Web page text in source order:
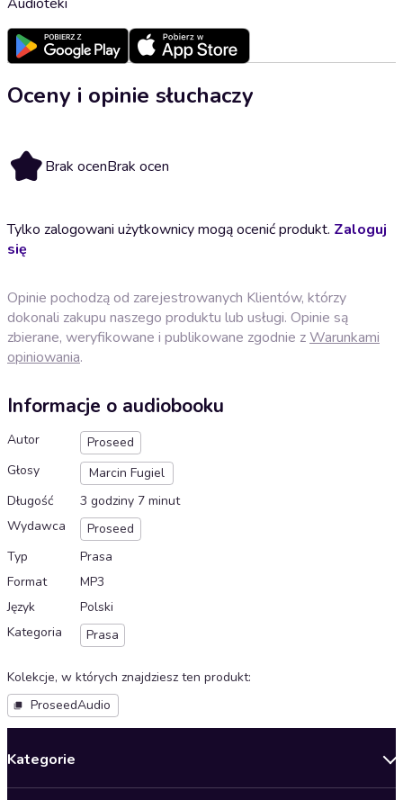
Oceny i opinie słuchaczy
Brak ocenBrak ocen
Tylko zalogowani użytkownicy mogą ocenić produkt. Zaloguj
się
Opinie pochodzą od zarejestrowanych Klientów, którzy
dokonali zakupu naszego produktu lub usługi. Opinie są
zbierane, weryfikowane i publikowane zgodnie zWarunkami
opiniowania.
Informacje o audiobooku
Autor
Proseed
Głosy
Marcin Fugiel
Długość
3 godziny 7 minut
Wydawca
Proseed
Typ
Prasa
Format
MP3
Język
Polski
Kategoria
Prasa
Kolekcje, w których znajdziesz ten produkt:
ProseedAudio
Kategorie